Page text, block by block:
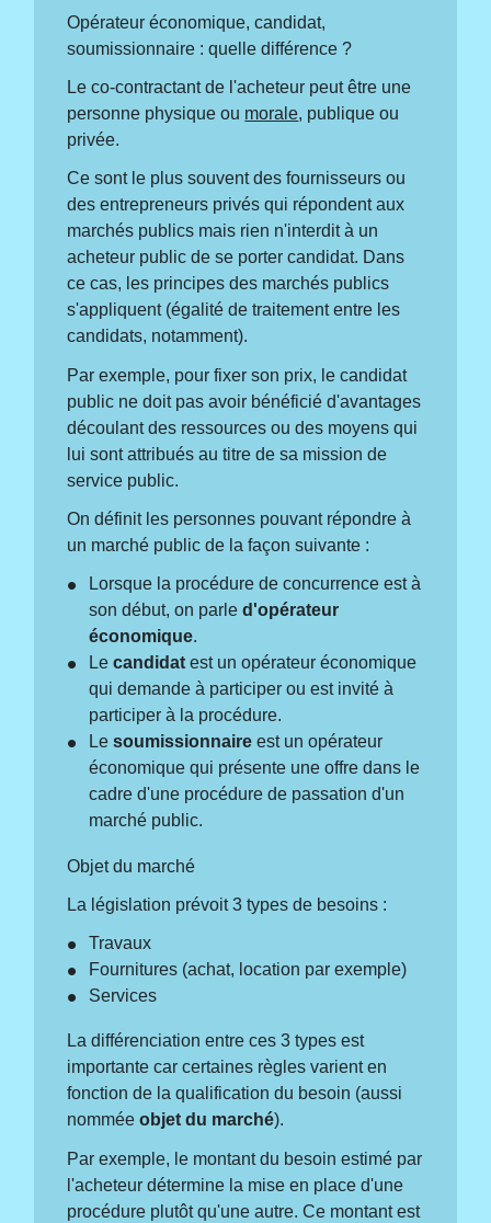
Opérateur économique, candidat,
soumissionnaire : quelle différence ?
Le co-contractant de l'acheteur peut être une
personne physique ou morale, publique ou
privée.
Ce sont le plus souvent des fournisseurs ou
des entrepreneurs privés qui répondent aux
marchés publics mais rien n'interdit à un
acheteur public de se porter candidat. Dans
ce cas, les principes des marchés publics
s'appliquent (égalité de traitement entre les
candidats, notamment).
Par exemple, pour fixer son prix, le candidat
public ne doit pas avoir bénéficié d'avantages
découlant des ressources ou des moyens qui
lui sont attribués au titre de sa mission de
service public.
On définit les personnes pouvant répondre à
un marché public de la façon suivante :
Lorsque la procédure de concurrence est à
son début, on parled'opérateur
économique.
Lecandidat est un opérateur économique
qui demande à participer ou est invité à
participer à la procédure.
Lesoumissionnaire est un opérateur
économique qui présente une offre dans le
cadre d'une procédure de passation d'un
marché public.
Objet du marché
La législation prévoit 3 types de besoins :
Travaux
Fournitures (achat, location par exemple)
Services
La différenciation entre ces 3 types est
importante car certaines règles varient en
fonction de la qualification du besoin (aussi
nomméeobjet du marché).
Par exemple, le montant du besoin estimé par
l'acheteur détermine la mise en place d'une
procédure plutôt qu'une autre. Ce montant est